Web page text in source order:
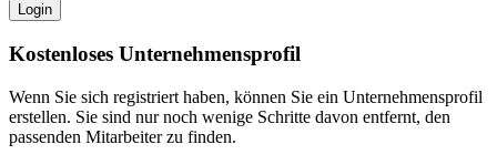
Login
Kostenloses Unternehmensprofil
Wenn Sie sich registriert haben, können Sie ein Unternehmensprofil
erstellen. Sie sind nur noch wenige Schritte davon entfernt, den
passenden Mitarbeiter zu finden.